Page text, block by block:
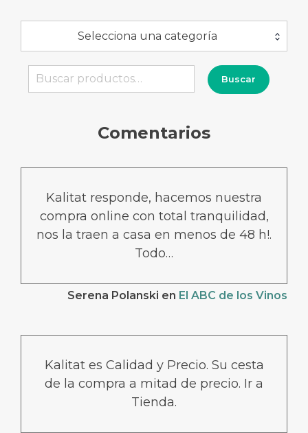
Selecciona una categoría
Buscar
Buscar
Comentarios
Kalitat responde, hacemos nuestra
compra online con total tranquilidad,
nos la traen a casa en menos de 48 h!.
Todo…
Serena Polanski en El ABC de los Vinos
Kalitat es Calidad y Precio. Su cesta
de la compra a mitad de precio. Ir a
Tienda.